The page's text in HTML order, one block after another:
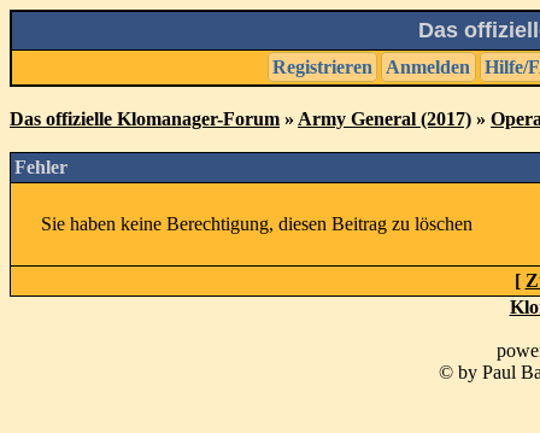
Das
Registrieren Anmelden Hilfe/
Das offizielle Klomanager-Forum » Army General (2017) »
Fehler
Sie haben keine Berechtigung, diesen Beitrag zu löschen
[
© by Paul